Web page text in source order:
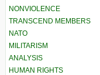
NONVIOLENCE
TRANSCEND MEMBERS
NATO
MILITARISM
ANALYSIS
HUMAN RIGHTS